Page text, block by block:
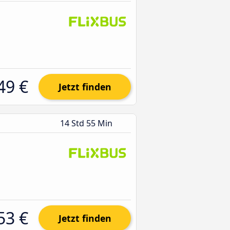
€ Jetzt finden
14 Std 55 Min
€ Jetzt finden